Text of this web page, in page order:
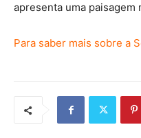
apresenta uma paisagem
Para saber mais sobre a